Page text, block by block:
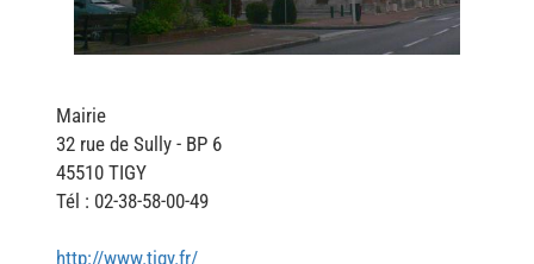
Mairie
32 rue de Sully - BP 6
45510 TIGY
Tél : 02-38-58-00-49
http://www.tigy.fr/